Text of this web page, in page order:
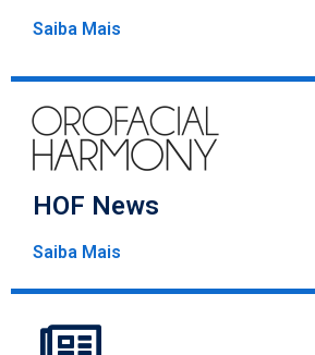
Saiba Mais
HOF News
Saiba Mais